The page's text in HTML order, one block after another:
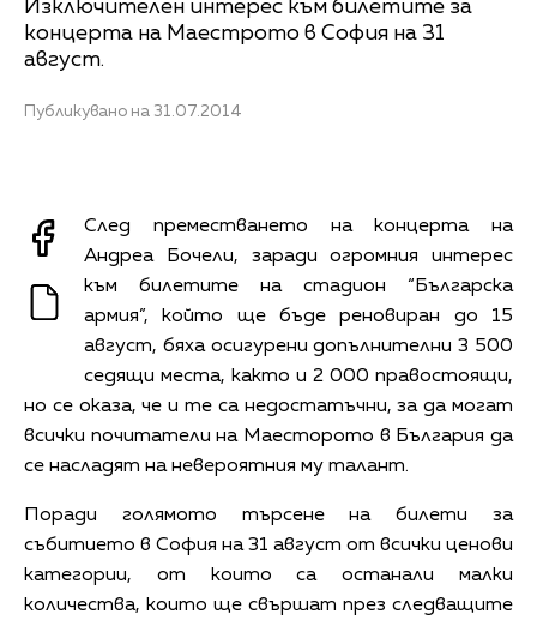
Изключителен интерес към билетите за
концерта на Маестрото в София на 31
август.
Публикувано на 31.07.2014
След преместването на концерта на
Андреа Бочели, заради огромния интерес
към билетите на стадион “Българска
армия”, който ще бъде реновиран до 15
август, бяха осигурени допълнителни 3 500
седящи места, както и 2 000 правостоящи,
но се оказа, че и те са недостатъчни, за да могат
всички почитатели на Маесторото в България да
се насладят на невероятния му талант.
Поради голямото търсене на билети за
събитието в София на 31 август от всички ценови
категории, от които са останали малки
количества, които ще свършат през следващите